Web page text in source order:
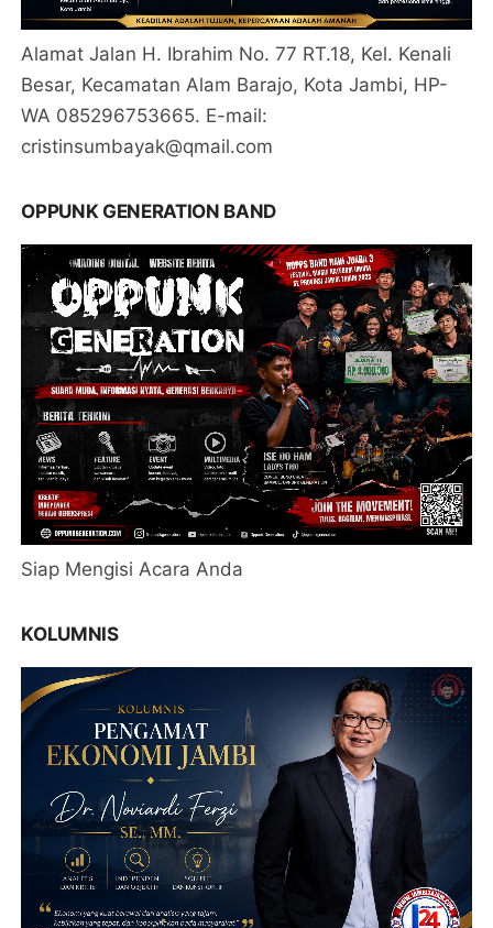
Alamat Jalan H. Ibrahim No. 77 RT.18, Kel. Kenali
Besar, Kecamatan Alam Barajo, Kota Jambi, HP-
WA 085296753665. E-mail:
cristinsumbayak@qmail.com
OPPUNK GENERATION BAND
Siap Mengisi Acara Anda
KOLUMNIS